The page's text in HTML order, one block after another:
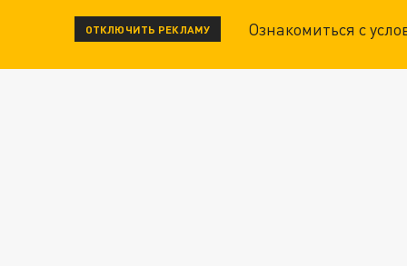
ОТКЛЮЧИТЬ РЕКЛАМУ Ознакомиться с